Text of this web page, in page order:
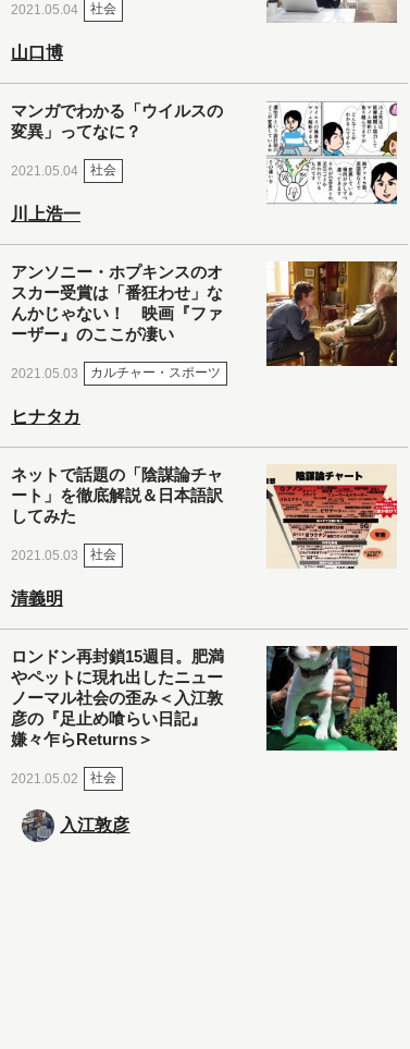
2021.05.04 社会
山口博
マンガでわかる「ウイルスの
変異」ってなに？
2021.05.04 社会
川上浩一
アンソニー・ホプキンスのオ
スカー受賞は「番狂わせ」な
んかじゃない！ 映画『ファ
ーザー』のここが凄い
2021.05.03 カルチャー・スポーツ
ヒナタカ
ネットで話題の「陰謀論チャ
ート」を徹底解説＆日本語訳
してみた
2021.05.03 社会
清義明
ロンドン再封鎖15週目。肥満
やペットに現れ出したニュー
ノーマル社会の歪み＜入江敦
彦の『足止め喰らい日記』
嫌々乍らReturns＞
2021.05.02 社会
入江敦彦